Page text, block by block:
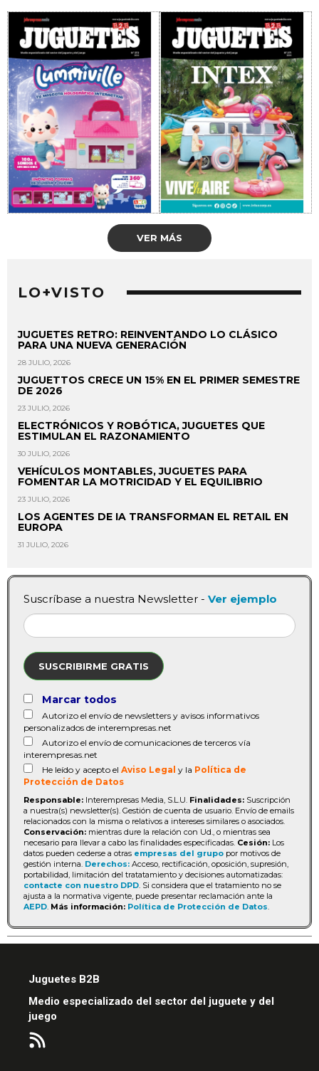
VER MÁS
LO+VISTO
JUGUETES RETRO: REINVENTANDO LO CLÁSICO
PARA UNA NUEVA GENERACIÓN
28 JULIO, 2026
JUGUETTOS CRECE UN 15% EN EL PRIMER SEMESTRE
DE 2026
23 JULIO, 2026
ELECTRÓNICOS Y ROBÓTICA, JUGUETES QUE
ESTIMULAN EL RAZONAMIENTO
30 JULIO, 2026
VEHÍCULOS MONTABLES, JUGUETES PARA
FOMENTAR LA MOTRICIDAD Y EL EQUILIBRIO
23 JULIO, 2026
LOS AGENTES DE IA TRANSFORMAN EL RETAIL EN
EUROPA
31 JULIO, 2026
Suscríbase a nuestra Newsletter - Ver ejemplo
SUSCRIBIRME GRATIS
Marcar todos
Autorizo el envío de newsletters y avisos informativos
personalizados de interempresas.net
Autorizo el envío de comunicaciones de terceros vía
interempresas.net
He leído y acepto el Aviso Legal y la Política de
Protección de Datos
Responsable: Interempresas Media, S.L.U. Finalidades: Suscripción
a nuestra(s) newsletter(s). Gestión de cuenta de usuario. Envío de emails
relacionados con la misma o relativos a intereses similares o asociados.
Conservación: mientras dure la relación con Ud., o mientras sea
necesario para llevar a cabo las finalidades especificadas. Cesión: Los
datos pueden cederse a otras empresas del grupo por motivos de
gestión interna. Derechos: Acceso, rectificación, oposición, supresión,
portabilidad, limitación del tratatamiento y decisiones automatizadas:
contacte con nuestro DPD . Si considera que el tratamiento no se
ajusta a la normativa vigente, puede presentar reclamación ante la
AEPD Más información: Política de Protección de Datos
Juguetes B2B
Medio especializado del sector del juguete y del
juego